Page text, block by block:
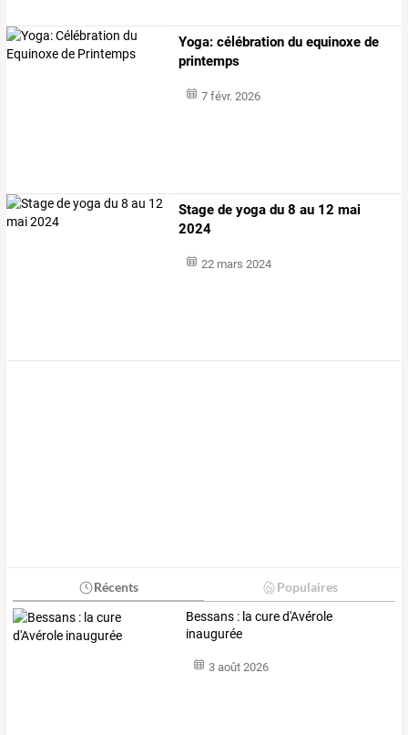
Yoga: célébration du equinoxe de
printemps
7 févr. 2026
Stage de yoga du 8 au 12 mai
2024
22 mars 2024
Récents Populaires
Bessans : la cure d'Avérole
inaugurée
3 août 2026